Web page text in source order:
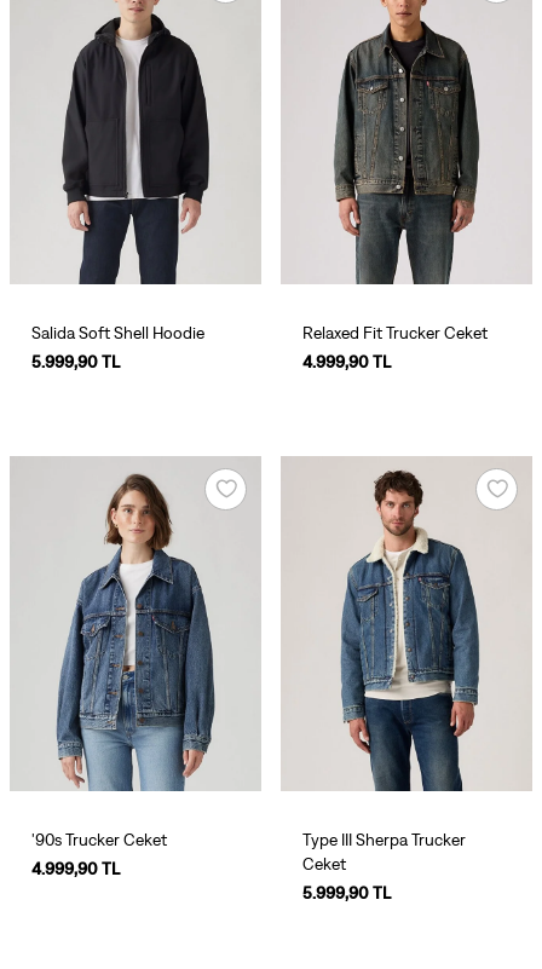
Salida Soft Shell Hoodie
5.999,90 TL
Relaxed Fit Trucker Ceket
4.999,90 TL
'90s Trucker Ceket
4.999,90 TL
Type III Sherpa Trucker
Ceket
5.999,90 TL